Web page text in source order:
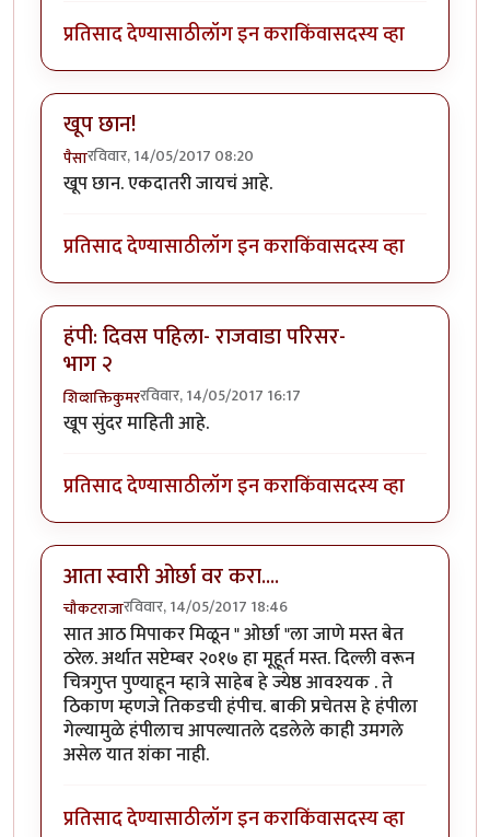
प्रतिसाद देण्यासाठीलॉग इन कराकिंवासदस्य व्हा
खूप छान!
पैसारविवार, 14/05/2017 08:20
खूप छान. एकदातरी जायचं आहे.
प्रतिसाद देण्यासाठीलॉग इन कराकिंवासदस्य व्हा
हंपी: दिवस पहिला- राजवाडा परिसर-
भाग २
शिव्शक्तिकुमररविवार, 14/05/2017 16:17
खूप सुंदर माहिती आहे.
प्रतिसाद देण्यासाठीलॉग इन कराकिंवासदस्य व्हा
आता स्वारी ओर्छा वर करा....
चौकटराजारविवार, 14/05/2017 18:46
सात आठ मिपाकर मिळून " ओर्छा "ला जाणे मस्त बेत
ठरेल. अर्थात सप्टेम्बर २०१७ हा मूहूर्त मस्त. दिल्ली वरून
चित्रगुप्त पुण्याहून म्हात्रे साहेब हे ज्येष्ठ आवश्यक . ते
ठिकाण म्हणजे तिकडची हंपीच. बाकी प्रचेतस हे हंपीला
गेल्यामुळे हंपीलाच आपल्यातले दडलेले काही उमगले
असेल यात शंका नाही.
प्रतिसाद देण्यासाठीलॉग इन कराकिंवासदस्य व्हा